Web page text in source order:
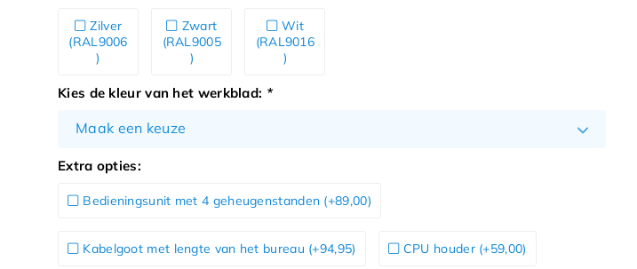
Zilver
(RAL9006
)
Zwart
(RAL9005
)
Wit
(RAL9016
)
Kies de kleur van het werkblad: *
Maak een keuze
Extra opties:
Bedieningsunit met 4 geheugenstanden (+89,00)
Kabelgoot met lengte van het bureau (+94,95) CPU houder (+59,00)